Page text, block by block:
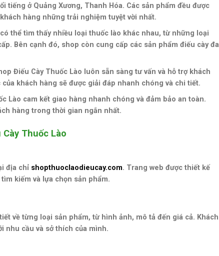
ở Quảng Xương, Thanh Hóa. Các sản phẩm đều được
hàng những trải nghiệm tuyệt vời nhất.
thể tìm thấy nhiều loại thuốc lào khác nhau, từ những loại
Bên cạnh đó, shop còn cung cấp các sản phẩm điếu cày đa
Điếu Cày Thuốc Lào luôn sẵn sàng tư vấn và hỗ trợ khách
khách hàng sẽ được giải đáp nhanh chóng và chi tiết.
Lào cam kết giao hàng nhanh chóng và đảm bảo an toàn.
hàng trong thời gian ngắn nhất.
Thuốc Lào
địa chỉ shopthuoclaodieucay.com. Trang web được thiết kế
kiếm và lựa chọn sản phẩm.
về từng loại sản phẩm, từ hình ảnh, mô tả đến giá cả. Khách
nhu cầu và sở thích của mình.